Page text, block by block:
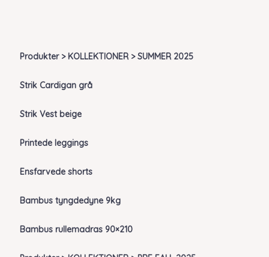
Produkter > KOLLEKTIONER > SUMMER 2025
Strik Cardigan grå
Strik Vest beige
Printede leggings
Ensfarvede shorts
Bambus tyngdedyne 9kg
Bambus rullemadras 90×210